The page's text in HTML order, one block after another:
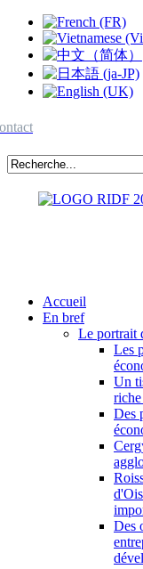
Accueil
En bref
Le portrait
Les
Un
Des
Des